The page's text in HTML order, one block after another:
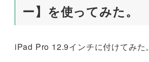
ー】を使ってみた。
iPad Pro 12.9インチに付けてみた。